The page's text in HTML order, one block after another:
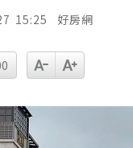
15:25 好房網